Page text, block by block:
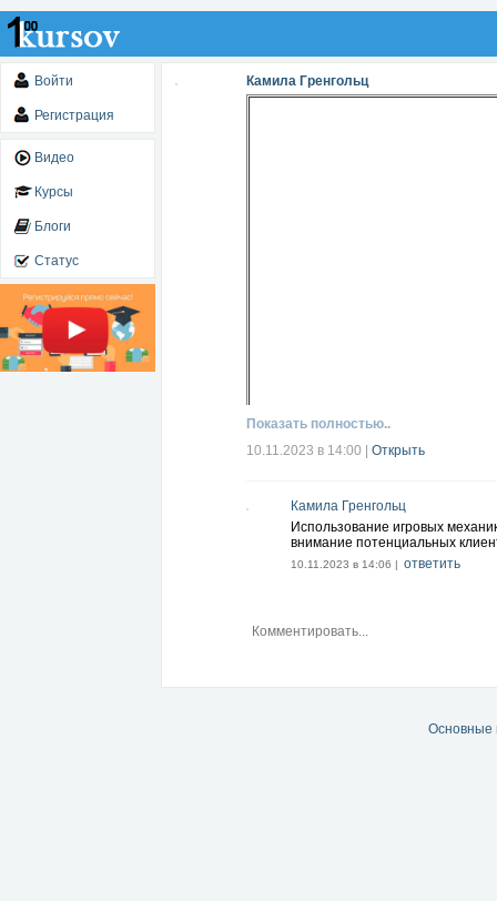
Войти
Регистрация
Видео
Курсы
Блоги
Статус
Камила Гренгольц
Читать далее...
Показать полностью..
10.11.2023 в 14:00
Открыть
Камила Гренгольц
Использование игровых
внимание потенциальных
10.11.2023 в 14:06 | ответить
Основные